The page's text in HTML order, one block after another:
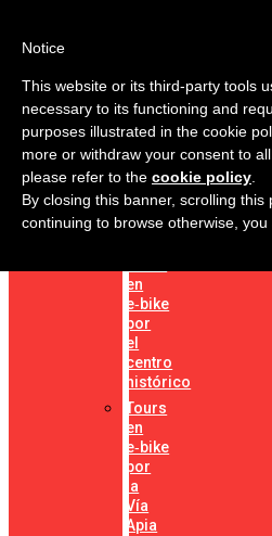
Bicicletas
Familiares
Vespa
&
scooters
NUESTROS
VEHÍCULOS
en
e‑bike
por
el
centro
histórico
Tours
en
e‑bike
por
la
Vía
Apia
Notice
This website or its third-party tools
necessary to its functioning and
purposes illustrated in the cookie
more or withdraw your consent to
please refer to the cookie policy
By closing this banner, scrolling this
continuing to browse otherwise,